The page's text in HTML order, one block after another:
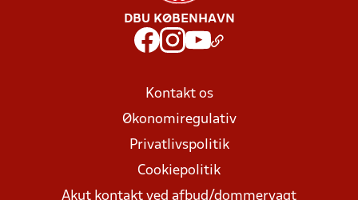
DBU KØBENHAVN
Kontakt os
Økonomiregulativ
Privatlivspolitik
Cookiepolitik
Akut kontakt ved afbud/dommervagt